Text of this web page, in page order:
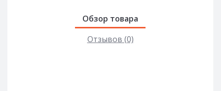
Обзор товара
Отзывов (0)